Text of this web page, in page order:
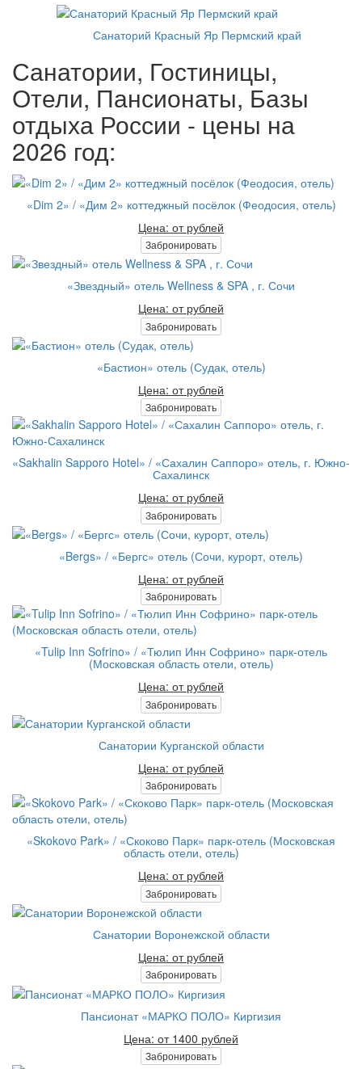
Санаторий Красный Яр Пермский край
Санатории, Гостиницы,
Отели, Пансионаты, Базы
отдыха России - цены на
2026 год:
«Dim 2» / «Дим 2» коттеджный посёлок (Феодосия, отель)
Цена: от рублей
Забронировать
«Звездный» отель Wellness & SPA , г. Сочи
Цена: от рублей
Забронировать
«Бастион» отель (Судак, отель)
Цена: от рублей
Забронировать
«Sakhalin Sapporo Hotel» / «Сахалин Саппоро» отель, г. Южно-
Сахалинск
Цена: от рублей
Забронировать
«Bergs» / «Бергс» отель (Сочи, курорт, отель)
Цена: от рублей
Забронировать
«Tulip Inn Sofrino» / «Тюлип Инн Софрино» парк-отель
(Московская область отели, отель)
Цена: от рублей
Забронировать
Санатории Курганской области
Цена: от рублей
Забронировать
«Skokovo Park» / «Скоково Парк» парк-отель (Московская
область отели, отель)
Цена: от рублей
Забронировать
Санатории Воронежской области
Цена: от рублей
Забронировать
Пансионат «МАРКО ПОЛО» Киргизия
Цена: от 1400 рублей
Забронировать